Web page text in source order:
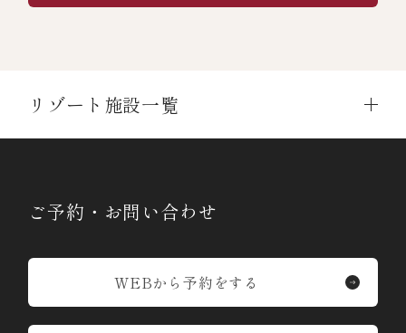
リゾート施設一覧
ご予約・お問い合わせ
WEBから予約をする